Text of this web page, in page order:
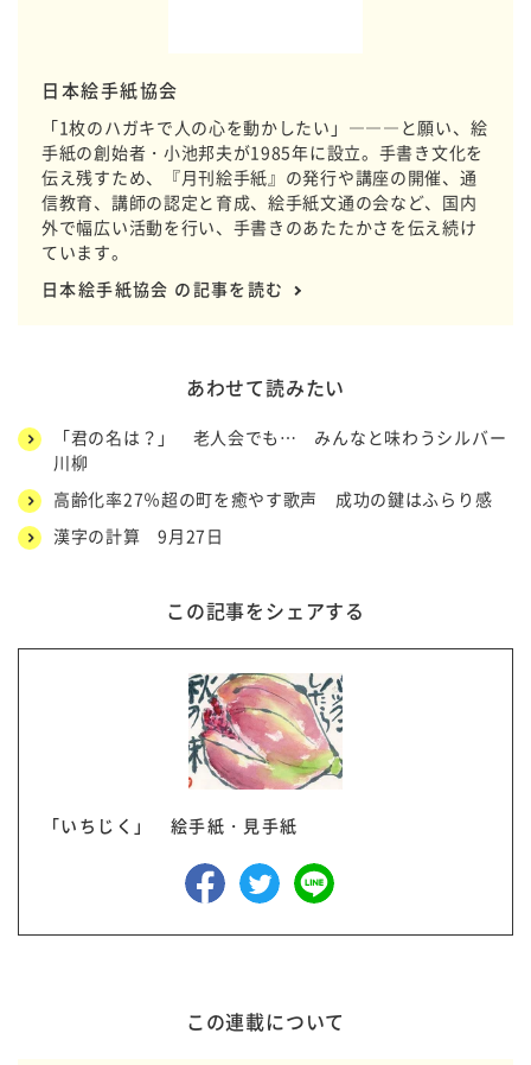
日本絵手紙協会
「1枚のハガキで人の心を動かしたい」―――と願い、絵
手紙の創始者・小池邦夫が1985年に設立。手書き文化を
伝え残すため、『月刊絵手紙』の発行や講座の開催、通
信教育、講師の認定と育成、絵手紙文通の会など、国内
外で幅広い活動を行い、手書きのあたたかさを伝え続け
ています。
日本絵手紙協会 の記事を読む
あわせて読みたい
「君の名は？」 老人会でも… みんなと味わうシルバー
川柳
高齢化率27％超の町を癒やす歌声 成功の鍵はふらり感
漢字の計算 9月27日
この記事をシェアする
「いちじく」 絵手紙・見手紙
この連載について